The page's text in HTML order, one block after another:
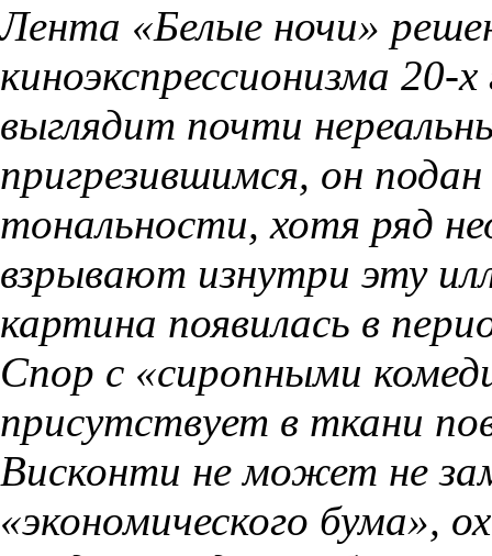
Лента «Белые ночи»
киноэкспрессионизма 20-
выглядит почти
пригрезившимся, он
тональности, хотя ряд
взрывают изнутри эту
картина появилась в
Спор с «сиропными
присутствует в ткани
Висконти не может не
«экономического бума»,